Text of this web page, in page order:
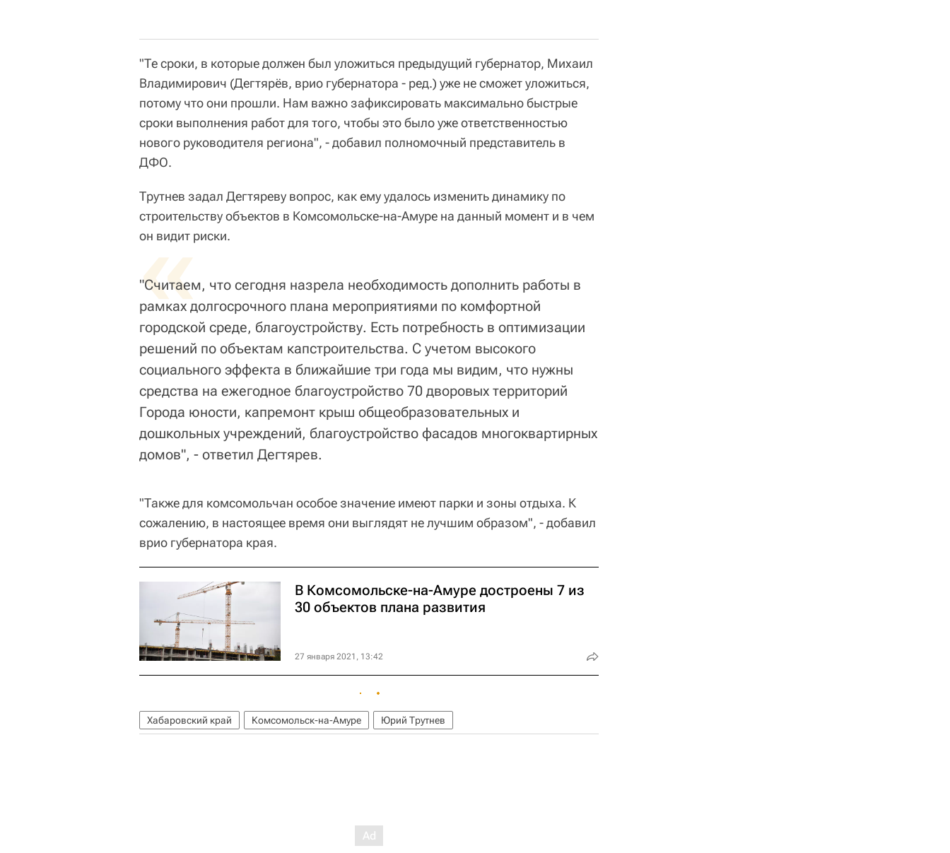
"Те сроки, в которые должен был уложиться предыдущий губернатор, Михаил
Владимирович (Дегтярёв, врио губернатора - ред.) уже не сможет уложиться,
потому что они прошли. Нам важно зафиксировать максимально быстрые
сроки выполнения работ для того, чтобы это было уже ответственностью
нового руководителя региона", - добавил полномочный представитель в
ДФО.
Трутнев задал Дегтяреву вопрос, как ему удалось изменить динамику по
строительству объектов в Комсомольске-на-Амуре на данный момент и в чем
он видит риски.
«
"Считаем, что сегодня назрела необходимость дополнить работы в
рамках долгосрочного плана мероприятиями по комфортной
городской среде, благоустройству. Есть потребность в оптимизации
решений по объектам капстроительства. С учетом высокого
социального эффекта в ближайшие три года мы видим, что нужны
средства на ежегодное благоустройство 70 дворовых территорий
Города юности, капремонт крыш общеобразовательных и
дошкольных учреждений, благоустройство фасадов многоквартирных
домов", - ответил Дегтярев.
"Также для комсомольчан особое значение имеют парки и зоны отдыха. К
сожалению, в настоящее время они выглядят не лучшим образом", - добавил
врио губернатора края.
В Комсомольске-на-Амуре достроены 7 из
30 объектов плана развития
27 января 2021, 13:42
Хабаровский край Комсомольск-на-Амуре Юрий Трутнев